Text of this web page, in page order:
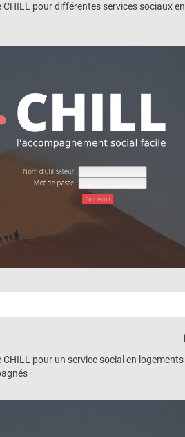
pour différentes services sociaux en
pour un service social en logements